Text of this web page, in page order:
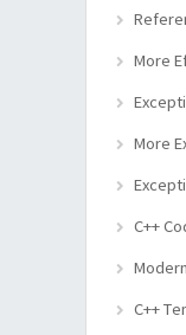
More
More
C++
C++